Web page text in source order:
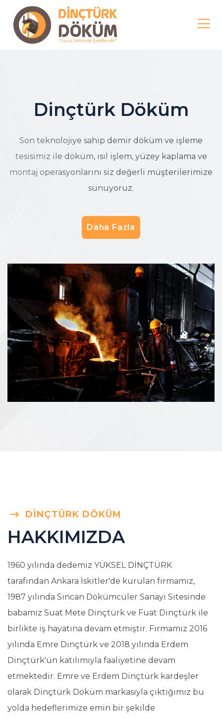
Dinçtürk Döküm
Son teknolojiye sahip demir döküm ve işleme
tesisimiz ile döküm, ısıl işlem, yüzey kaplama ve
montaj operasyonlarını siz değerli müşterilerimize
sunuyoruz.
Daha Fazla
DINÇTÜRK DÖKÜM
HAKKIMIZDA
1960 yılında dedemiz YÜKSEL DİNÇTÜRK
tarafından Ankara İskitler'de kurulan firmamız,
1987 yılında Sincan Dökümcüler Sanayi Sitesinde
babamız Suat Mete Dinçtürk ve Fuat Dinçtürk ile
birlikte iş hayatına devam etmiştir. Firmamız 2016
yılında Emre Dinçtürk ve 2018 yılında Erdem
Dinçtürk'ün katılımıyla faaliyetine devam
etmektedir. Emre ve Erdem Dinçtürk kardeşler
olarak Dinçtürk Döküm markasıyla çıktığımız bu
yolda hedeflerimize emin bir şekilde